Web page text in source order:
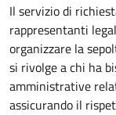
Il servizio di
rappresentanti
organizzare la
si rivolge a chi ha
amministrative
assicurando il